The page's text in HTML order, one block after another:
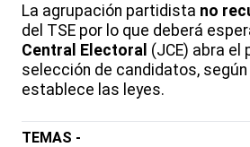
La agrupación partidista no
del TSE por lo que deberá
Central Electoral (JCE) abra el
selección de candidatos,
establece las leyes.
TEMAS -